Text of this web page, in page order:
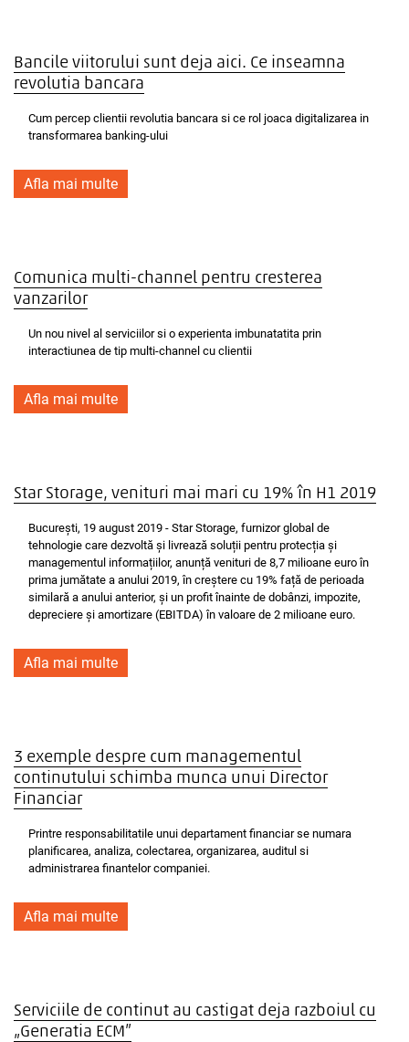
Bancile viitorului sunt deja aici. Ce inseamna
revolutia bancara
Cum percep clientii revolutia bancara si ce rol joaca digitalizarea in
transformarea banking-ului
Afla mai multe
Comunica multi-channel pentru cresterea
vanzarilor
Un nou nivel al serviciilor si o experienta imbunatatita prin
interactiunea de tip multi-channel cu clientii
Afla mai multe
Star Storage, venituri mai mari cu 19% în H1 2019
București, 19 august 2019 - Star Storage, furnizor global de
tehnologie care dezvoltă și livrează soluții pentru protecția și
managementul informațiilor, anunță venituri de 8,7 milioane euro în
prima jumătate a anului 2019, în creștere cu 19% față de perioada
similară a anului anterior, și un profit înainte de dobânzi, impozite,
depreciere și amortizare (EBITDA) în valoare de 2 milioane euro.
Afla mai multe
3 exemple despre cum managementul
continutului schimba munca unui Director
Financiar
Printre responsabilitatile unui departament financiar se numara
planificarea, analiza, colectarea, organizarea, auditul si
administrarea finantelor companiei.
Afla mai multe
Serviciile de continut au castigat deja razboiul cu
„Generatia ECM”